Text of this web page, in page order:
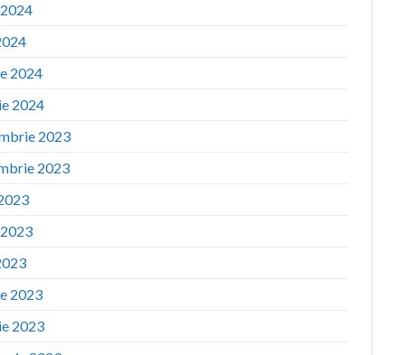
2024
2024
2023
2023
2023
2023